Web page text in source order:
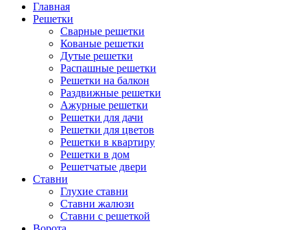
Главная
Решетки
Сварные решетки
Кованые решетки
Дутые решетки
Распашные решетки
Решетки на балкон
Раздвижные решетки
Ажурные решетки
Решетки для дачи
Решетки для цветов
Решетки в квартиру
Решетки в дом
Решетчатые двери
Ставни
Глухие ставни
Ставни жалюзи
Ставни с решеткой